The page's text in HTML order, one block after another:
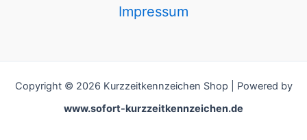
Impressum
Copyright © 2026 Kurzzeitkennzeichen Shop | Powered by
www.sofort-kurzzeitkennzeichen.de